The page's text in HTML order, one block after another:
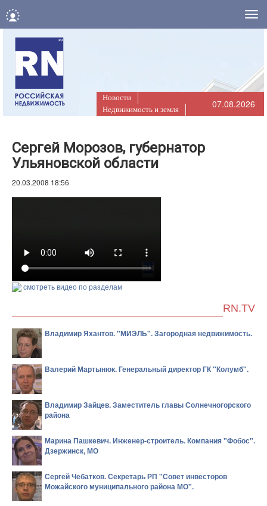
Новости
Недвижимость и земля
07.08.2026
Сергей Морозов, губернатор
Ульяновской области
20.03.2008 18:56
смотреть видео по разделам
RN.TV
Владимир Яхантов. "МИЭЛЬ". Загородная недвижимость.
Валерий Мартынюк. Генеральный директор ГК "Колумб".
Владимир Зайцев. Заместитель главы Солнечногорского
района
Марина Пашкевич. Инженер-строитель. Компания "Фобос".
Дзержинск, МО
Сергей Чебатков. Секретарь РП "Совет инвесторов
Можайского муниципального района МО".